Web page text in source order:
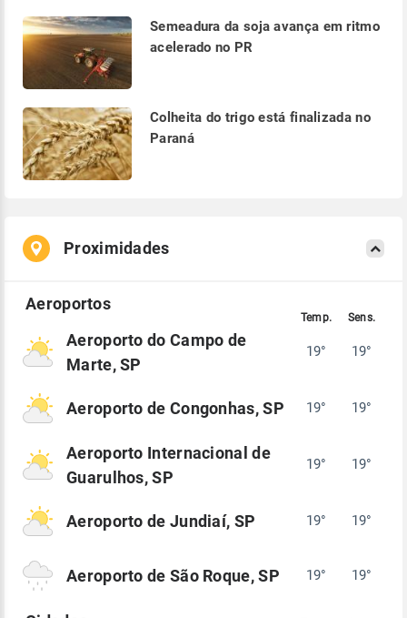
Semeadura da soja avança em ritmo
acelerado no PR
Colheita do trigo está finalizada no
Paraná
Proximidades
Aeroporto do Campo de
Marte, SP
19° 19°
Aeroporto de Congonhas, SP 19° 19°
Aeroporto Internacional de
Guarulhos, SP
19° 19°
Aeroporto de Jundiaí, SP 19° 19°
Aeroporto de São Roque, SP 19° 19°